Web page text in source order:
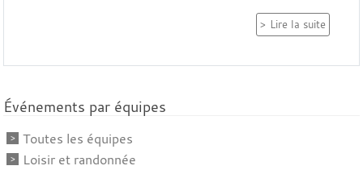
Lire la suite
Événements par équipes
Toutes les équipes
Loisir et randonnée